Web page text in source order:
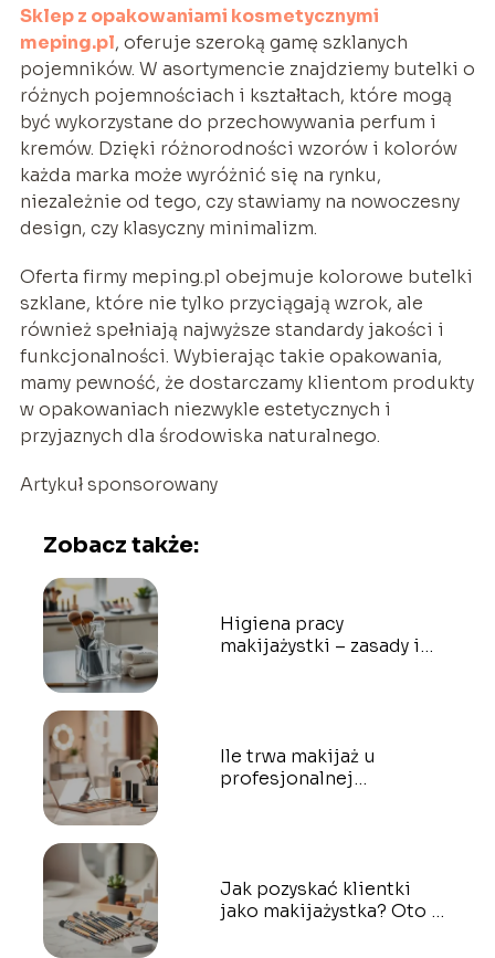
Sklep z opakowaniami kosmetycznymi
meping.pl, oferuje szeroką gamę szklanych
pojemników. W asortymencie znajdziemy butelki o
różnych pojemnościach i kształtach, które mogą
być wykorzystane do przechowywania perfum i
kremów. Dzięki różnorodności wzorów i kolorów
każda marka może wyróżnić się na rynku,
niezależnie od tego, czy stawiamy na nowoczesny
design, czy klasyczny minimalizm.
Oferta firmy meping.pl obejmuje kolorowe butelki
szklane, które nie tylko przyciągają wzrok, ale
również spełniają najwyższe standardy jakości i
funkcjonalności. Wybierając takie opakowania,
mamy pewność, że dostarczamy klientom produkty
w opakowaniach niezwykle estetycznych i
przyjaznych dla środowiska naturalnego.
Artykuł sponsorowany
Zobacz także:
Higiena pracy
makijażystki – zasady i
Ile trwa makijaż u
profesjonalnej
Jak pozyskać klientki
jako makijażystka? Oto 7